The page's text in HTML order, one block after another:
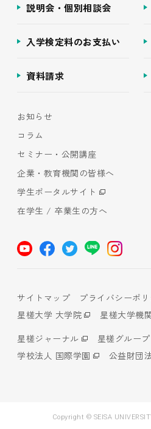
説明会・個別相談会
入学検定料のお支払い
資料請求
お知らせ
コラム
セミナー・公開講座
企業・教育機関の皆様へ
学生ポータルサイト
在学生 / 卒業生の方へ
サイトマップ
プライバシーポ
星槎大学 大学院
星槎大学機
星槎ジャーナル
星槎グループ
学校法人 国際学園
公益財団
Copyright © SEISA